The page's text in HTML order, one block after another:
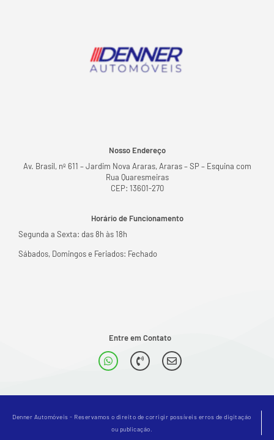
Nosso Endereço
Av. Brasil, nº 611 – Jardim Nova Araras, Araras – SP – Esquina com
Rua Quaresmeiras
CEP: 13601-270
Horário de Funcionamento
Segunda a Sexta: das 8h às 18h
Sábados, Domingos e Feriados: Fechado
Entre em Contato
Denner Automóveis - Reservamos o direito de corrigir possíveis erros de digitação
ou publicação.